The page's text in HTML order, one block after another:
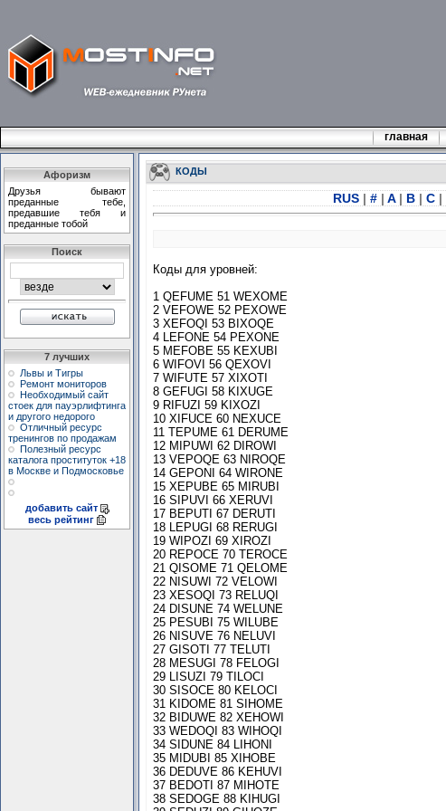
главная
Афоризм
Дpузья бывают
пpеданные тебе,
пpедавшие тебя и
пpеданные тобой
Поиск
7 лучших
Львы и Тигры
Ремонт мониторов
Необходимый сайт
стоек для пауэрлифтинга
и другого недорого
Отличный ресурс
тренингов по продажам
Полезный ресурс
каталога проституток +18
в Москве и Подмосковье
добавить сайт
весь рейтинг
КОДЫ
RUS | # | A | B | C |
Коды для уровней:
1 QEFUME 51 WEXOME
2 VEFOWE 52 PEXOWE
3 XEFOQI 53 BIXOQE
4 LEFONE 54 PEXONE
5 MEFOBE 55 KEXUBI
6 WIFOVI 56 QEXOVI
7 WIFUTE 57 XIXOTI
8 GEFUGI 58 KIXUGE
9 RIFUZI 59 KIXOZI
10 XIFUCE 60 NEXUCE
11 TEPUME 61 DERUME
12 MIPUWI 62 DIROWI
13 VEPOQE 63 NIROQE
14 GEPONI 64 WIRONE
15 XEPUBE 65 MIRUBI
16 SIPUVI 66 XERUVI
17 BEPUTI 67 DERUTI
18 LEPUGI 68 RERUGI
19 WIPOZI 69 XIROZI
20 REPOCE 70 TEROCE
21 QISOME 71 QELOME
22 NISUWI 72 VELOWI
23 XESOQI 73 RELUQI
24 DISUNE 74 WELUNE
25 PESUBI 75 WILUBE
26 NISUVE 76 NELUVI
27 GISOTI 77 TELUTI
28 MESUGI 78 FELOGI
29 LISUZI 79 TILOCI
30 SISOCE 80 KELOCI
31 KIDOME 81 SIHOME
32 BIDUWE 82 XEHOWI
33 WEDOQI 83 WIHOQI
34 SIDUNE 84 LIHONI
35 MIDUBI 85 XIHOBE
36 DEDUVE 86 KEHUVI
37 BEDOTI 87 MIHOTE
38 SEDOGE 88 KIHUGI